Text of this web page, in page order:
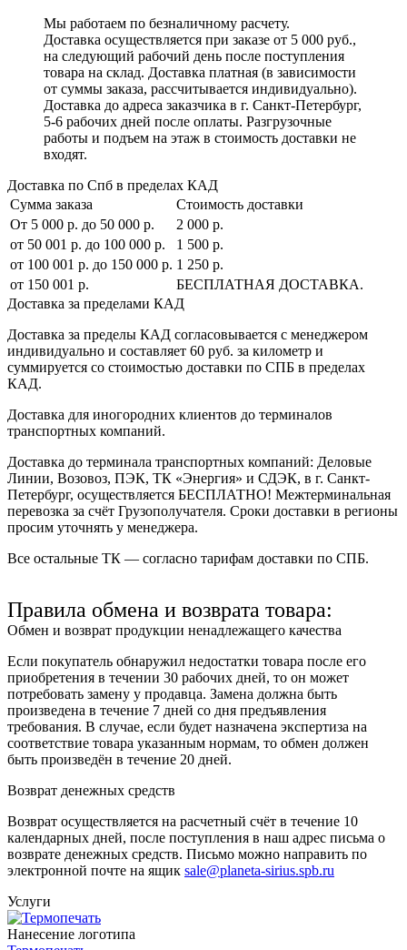
Мы работаем по безналичному расчету.
Доставка осуществляется при заказе от 5 000 руб.,
на следующий рабочий день после поступления
товара на склад. Доставка платная (в зависимости
от суммы заказа, рассчитывается индивидуально).
Доставка до адреса заказчика в г. Санкт-Петербург,
5-6 рабочих дней после оплаты. Разгрузочные
работы и подъем на этаж в стоимость доставки не
входят.
Доставка по Спб в пределах КАД
Сумма заказа
Стоимость доставки
От 5 000 р. до 50 000 р.
2 000 р.
от 50 001 р. до 100 000 р.
1 500 р.
от 100 001 р. до 150 000 р. 1 250 р.
от 150 001 р.
БЕСПЛАТНАЯ ДОСТАВКА.
Доставка за пределами КАД
Доставка за пределы КАД согласовывается с менеджером
индивидуально и составляет 60 руб. за километр и
суммируется со стоимостью доставки по СПБ в пределах
КАД.
Доставка для иногородних клиентов до терминалов
транспортных компаний.
Доставка до терминала транспортных компаний: Деловые
Линии, Возовоз, ПЭК, ТК «Энергия» и СДЭК, в г. Санкт-
Петербург, осуществляется БЕСПЛАТНО! Межтерминальная
перевозка за счёт Грузополучателя. Сроки доставки в регионы
просим уточнять у менеджера.
Все остальные ТК — согласно тарифам доставки по СПБ.
Правила обмена и возврата товара:
Обмен и возврат продукции ненадлежащего качества
Если покупатель обнаружил недостатки товара после его
приобретения в течении 30 рабочих дней, то он может
потребовать замену у продавца. Замена должна быть
произведена в течение 7 дней со дня предъявления
требования. В случае, если будет назначена экспертиза на
соответствие товара указанным нормам, то обмен должен
быть произведён в течение 20 дней.
Возврат денежных средств
Возврат осуществляется на расчетный счёт в течение 10
календарных дней, после поступления в наш адрес письма о
возврате денежных средств. Письмо можно направить по
электронной почте на ящик sale@planeta-sirius.spb.ru
Услуги
Нанесение логотипа